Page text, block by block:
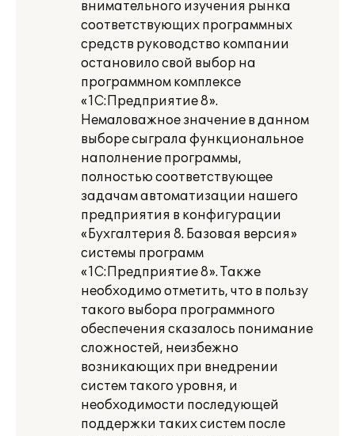
внимательного изучения рынка
соответствующих программных
средств руководство компании
остановило свой выбор на
программном комплексе
«1С:Предприятие 8».
Немаловажное значение в данном
выборе сыграла функциональное
наполнение программы,
полностью соответствующее
задачам автоматизации нашего
предприятия в конфигурации
«Бухгалтерия 8. Базовая версия»
системы программ
«1С:Предприятие 8». Также
необходимо отметить, что в пользу
такого выбора программного
обеспечения сказалось понимание
сложностей, неизбежно
возникающих при внедрении
систем такого уровня, и
необходимости последующей
поддержки таких систем после